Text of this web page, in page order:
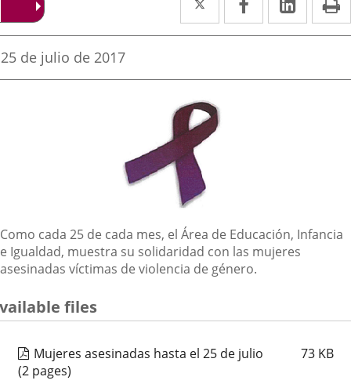
a
aplicación
externa.
a
aplicación
a
Fecha
la
25 de julio de 2017
Descripción
Como cada 25 de cada mes, el Área de Educación, Infancia
e Igualdad, muestra su solidaridad con las mujeres
asesinadas víctimas de violencia de género.
files
Mujeres asesinadas hasta el 25 de julio 73 KB
(2 pages)